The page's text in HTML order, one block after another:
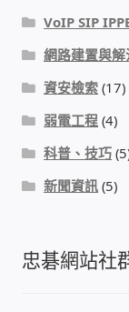
mOA雲考勤
智慧櫃
電子模組電
VoIP SIP
網路建置與解
資安檢索 (17)
弱電工程 (4)
科普、技巧
新聞資訊 (5)
忠碁網站社